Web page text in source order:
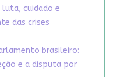
cuidado e
das crises
brasileiro:
e a disputa por